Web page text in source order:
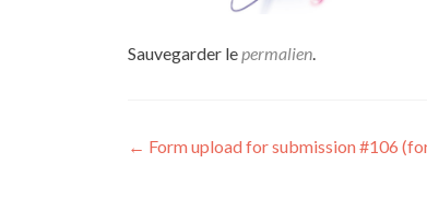
Sauvegarder lepermalien.
Navigation
← Form upload for submission #106